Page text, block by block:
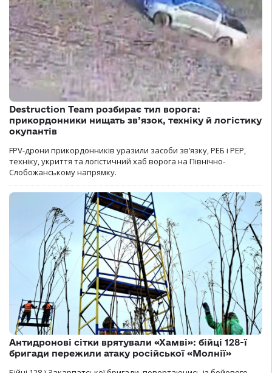
Destruction Team розбирає тил ворога:
прикордонники нищать зв’язок, техніку й логістику
окупантів
FPV-дрони прикордонників уразили засоби зв’язку, РЕБ і РЕР,
техніку, укриття та логістичний хаб ворога на Північно-
Слобожанському напрямку.
Антидронові сітки врятували «Хамві»: бійці 128-ї
бригади пережили атаку російської «Молнії»